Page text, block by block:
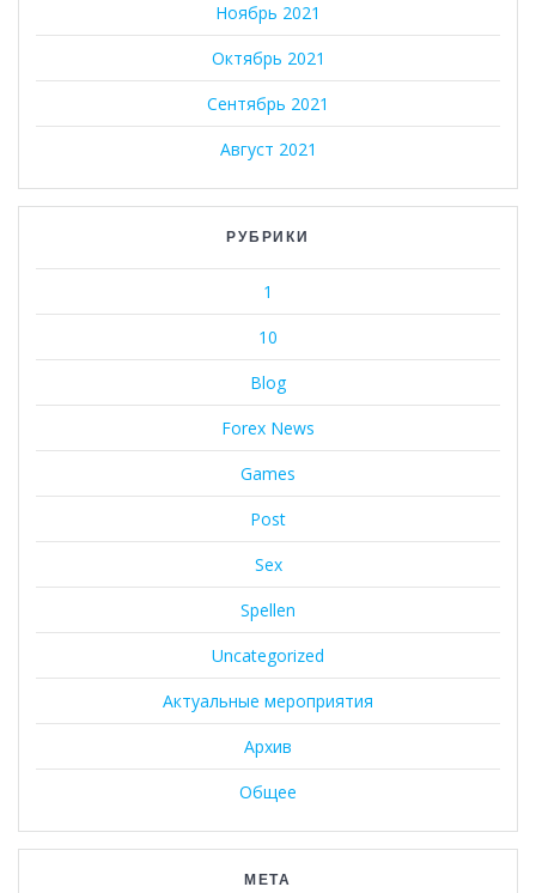
Ноябрь 2021
Октябрь 2021
Сентябрь 2021
Август 2021
РУБРИКИ
1
10
Blog
Forex News
Games
Post
Sex
Spellen
Uncategorized
Актуальные мероприятия
Архив
Общее
МЕТА